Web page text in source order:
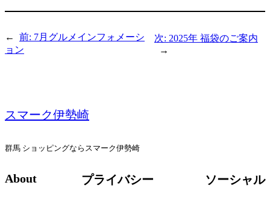
← 前: 7月グルメインフォメーシ
ョン
次: 2025年 福袋のご案内
→
スマーク伊勢崎
群馬 ショッピングならスマーク伊勢崎
About プライバシー ソーシャル